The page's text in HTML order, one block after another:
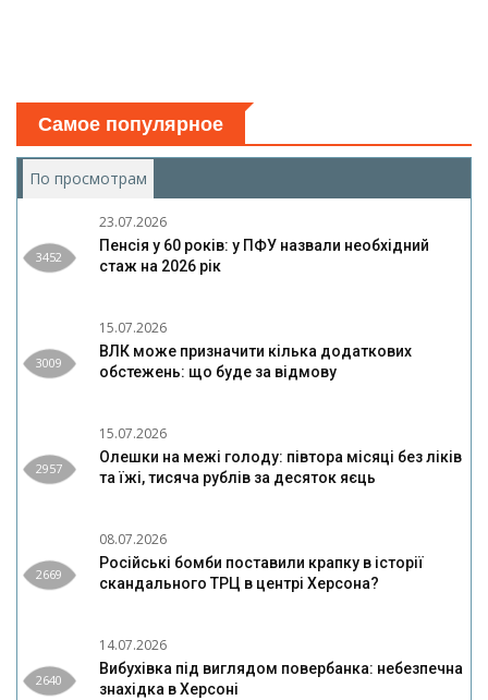
Самое популярное
По просмотрам
3452
23.07.2026
Пенсія у 60 років: у ПФУ назвали необхідний
стаж на 2026 рік
3009
15.07.2026
ВЛК може призначити кілька додаткових
обстежень: що буде за відмову
2957
15.07.2026
Олешки на межі голоду: півтора місяці без ліків
та їжі, тисяча рублів за десяток яєць
2669
08.07.2026
Російські бомби поставили крапку в історії
скандального ТРЦ в центрі Херсона?
2640
14.07.2026
Вибухівка під виглядом повербанка: небезпечна
знахідка в Херсоні